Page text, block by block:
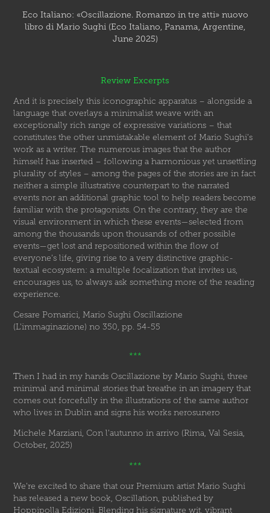
Eco Italiano: «Oscillazione. Romanzo in tre atti» nuovo
libro di Mario Sughi (Eco Italiano, Panama, Argentine,
June 2025)
Review Excerpts
And it is precisely this iconographic apparatus – alongside a
language that overlays a minimalist weave with an
exceptionally rich range of expressive variations – that
constitutes the other unmistakable element of Mario Sughi’s
work as a writer. The numerous images that the author
himself has inserted – following a harmonious yet unsettling
plurality of styles – among the pages of the stories are in fact
neither a simple illustrative counterpart to the narrated
events nor an additional graphic tool to help readers become
familiar with the protagonists. On the contrary, they are the
visual environment in which these events—selected from
among the thousands upon thousands of other possible
events—get lost and repositioned within the flow of
everyone’s life, giving rise to a very distinctive graphic-
textual ecosystem: a multiple focalization that invites us,
encourages us, to always ask something more of the reading
experience.
Cesare Pomarici, Mario Sughi Oscillazione
(L'immaginazione) no 350, pp. 54-55
***
Then I had in my hands Oscillazione by Mario Sughi, three
minimal and minimal stories that breathe in an imagery that
comes out forcefully in the illustrations of the same author
who lives in Dublin and signs his works nerosunero
Michele Marziani, Con l’autunno in arrivo (Rima, Val Sesia,
October, 2025)
***
We’re excited to share that our Premium artist Mario Sughi
has released a new book, Oscillation, published by
Hoppipolla Edizioni. Blending his signature wit, vibrant